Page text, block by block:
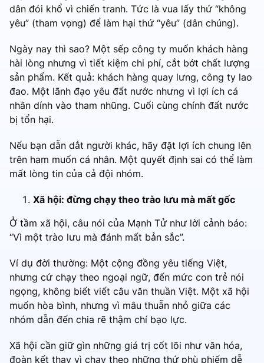
dân đói khổ vì chiến tranh. Tức là vua lấy thứ “không
yêu” (tham vọng) để làm hại thứ “yêu” (dân chúng).
Ngày nay thì sao? Một sếp công ty muốn khách hàng
hài lòng nhưng vì tiết kiệm chi phí, cắt bớt chất lượng
sản phẩm. Kết quả: khách hàng quay lưng, công ty lao
đao. Một lãnh đạo yêu đất nước nhưng vì lợi ích cá
nhân dính vào tham nhũng. Cuối cùng chính đất nước
bị tổn hại.
Nếu bạn dẫn dắt người khác, hãy đặt lợi ích chung lên
trên ham muốn cá nhân. Một quyết định sai có thể làm
mất lòng tin của cả đội nhóm.
Xã hội: đừng chạy theo trào lưu mà mất gốc
Ở tầm xã hội, câu nói của Mạnh Tử như lời cảnh báo:
“Vì một trào lưu mà đánh mất bản sắc”.
Ví dụ đời thường: Một cộng đồng yêu tiếng Việt,
nhưng cứ chạy theo ngoại ngữ, đến mức con trẻ nói
ngọng, không biết viết câu văn thuần Việt. Một xã hội
muốn hòa bình, nhưng vì mâu thuẫn nhỏ giữa các
nhóm dẫn đến chia rẽ thậm chí bạo lực.
Xã hội cần giữ gìn những giá trị cốt lõi như văn hóa,
đoàn kết thay vì chạy theo những thứ phù phiếm dễ